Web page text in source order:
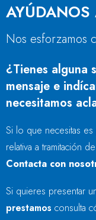
AYÚDANOS
Nos esforzamos
¿Tienes alguna
mensaje e
necesitamos
Si lo que necesitas
relativa a tramitación
Contacta con
Si quieres presentar
prestamos consulta